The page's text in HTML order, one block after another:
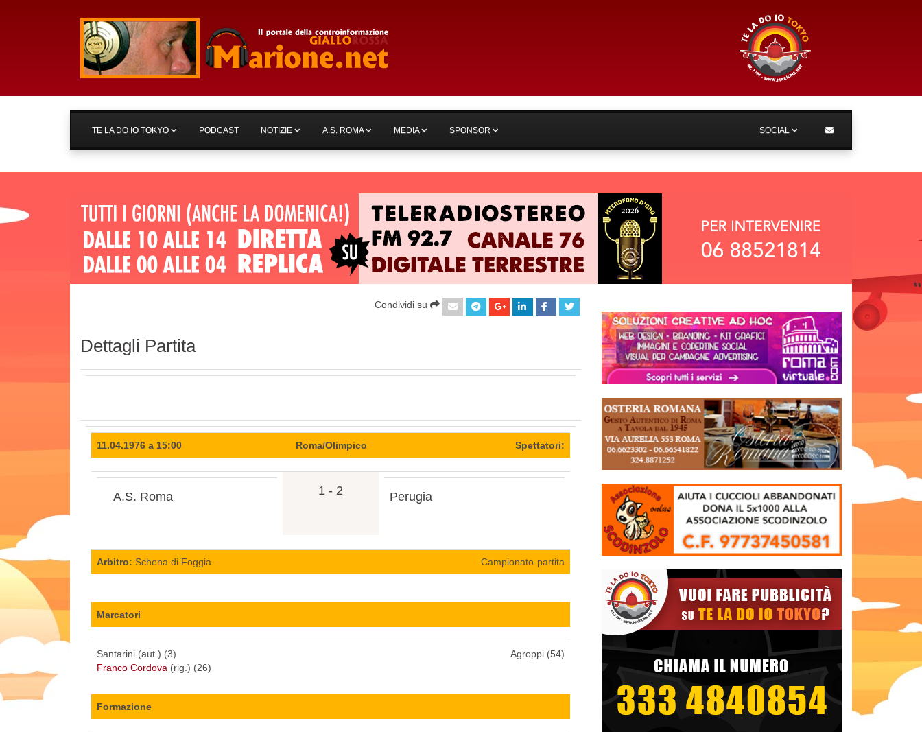
TE LA DO IO TOKYO PODCAST NOTIZIE A.S. ROMA MEDIA SPONSOR SOCIAL
Condividi su
Dettagli Partita
11.04.1976 a 15:00 Roma/Olimpico Spettatori:
A.S. Roma 1 - 2 Perugia
Arbitro: Schena di Foggia Campionato-partita
Marcatori
Santarini (aut.) (3)
Franco Cordova (rig.) (26)
Agroppi (54)
Formazione